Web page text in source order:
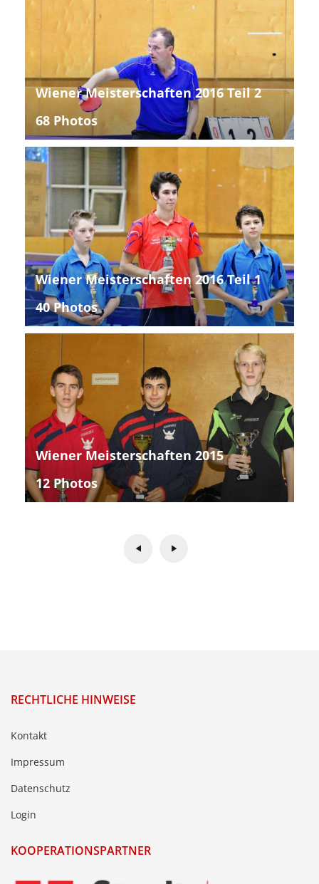
Wiener Meisterschaften 2016 Teil 2
68 Photos
Wiener Meisterschaften 2016 Teil 1
40 Photos
Wiener Meisterschaften 2015
12 Photos
RECHTLICHE HINWEISE
Kontakt
Impressum
Datenschutz
Login
KOOPERATIONSPARTNER